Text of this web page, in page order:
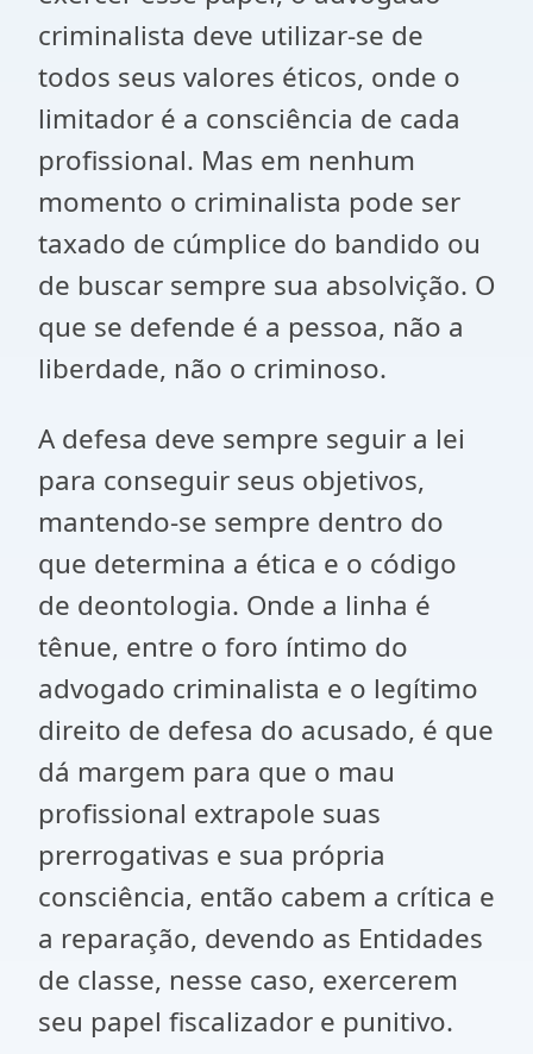
criminalista deve utilizar-se de
todos seus valores éticos, onde o
limitador é a consciência de cada
profissional. Mas em nenhum
momento o criminalista pode ser
taxado de cúmplice do bandido ou
de buscar sempre sua absolvição. O
que se defende é a pessoa, não a
liberdade, não o criminoso.
A defesa deve sempre seguir a lei
para conseguir seus objetivos,
mantendo-se sempre dentro do
que determina a ética e o código
de deontologia. Onde a linha é
tênue, entre o foro íntimo do
advogado criminalista e o legítimo
direito de defesa do acusado, é que
dá margem para que o mau
profissional extrapole suas
prerrogativas e sua própria
consciência, então cabem a crítica e
a reparação, devendo as Entidades
de classe, nesse caso, exercerem
seu papel fiscalizador e punitivo.